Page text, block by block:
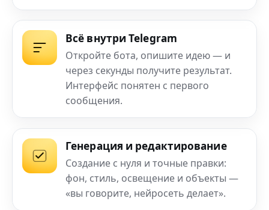
Всё внутри Telegram
Откройте бота, опишите идею — и
через секунды получите результат.
Интерфейс понятен с первого
сообщения.
Генерация и редактирование
Создание с нуля и точные правки:
фон, стиль, освещение и объекты —
«вы говорите, нейросеть делает».